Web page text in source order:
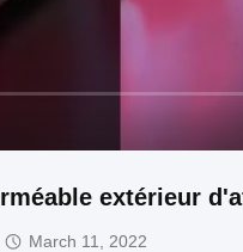
extérieur
March 11, 2022